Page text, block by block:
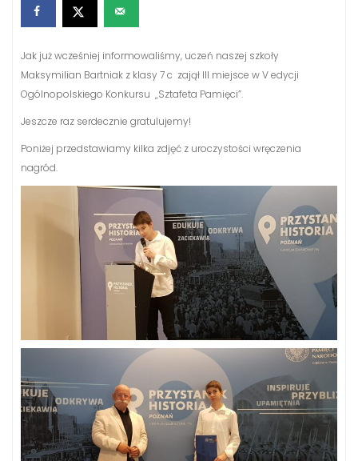
Jak już wcześniej informowaliśmy, uczeń naszej szkoły
Maksymilian Bartniak z klasy 7 c zajął III miejsce w V edycji
Ogólnopolskiego Konkursu „Sztafeta Pamięci”.
Jeszcze raz serdecznie gratulujemy!
Poniżej przedstawiamy kilka zdjęć z uroczystości wręczenia
nagród.